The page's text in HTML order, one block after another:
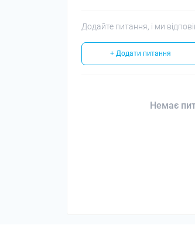
Додайте питання, і ми
+ Додати питання
Немає